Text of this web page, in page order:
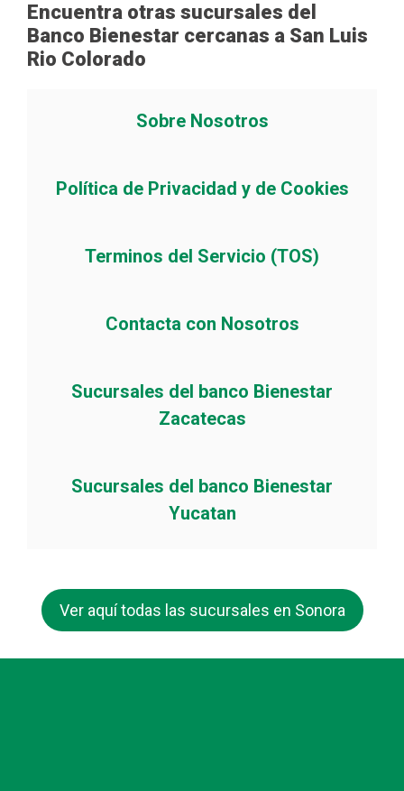
Encuentra otras sucursales del
Banco Bienestar cercanas a San Luis
Rio Colorado
Sobre Nosotros
Política de Privacidad y de Cookies
Terminos del Servicio (TOS)
Contacta con Nosotros
Sucursales del banco Bienestar
Zacatecas
Sucursales del banco Bienestar
Yucatan
Ver aquí todas las sucursales en Sonora